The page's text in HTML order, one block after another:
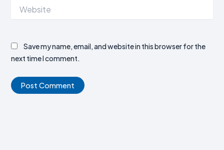
Save my name, email, and website in this browser for the
next time I comment.